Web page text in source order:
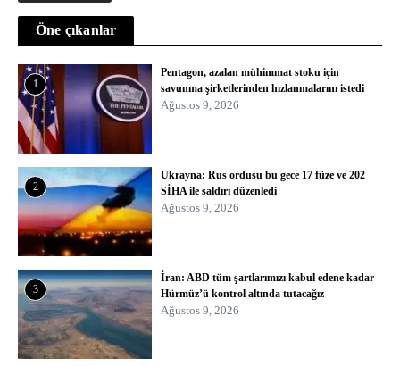
Öne çıkanlar
1
Pentagon, azalan mühimmat stoku için
savunma şirketlerinden hızlanmalarını istedi
Ağustos 9, 2026
2
Ukrayna: Rus ordusu bu gece 17 füze ve 202
SİHA ile saldırı düzenledi
Ağustos 9, 2026
3
İran: ABD tüm şartlarımızı kabul edene kadar
Hürmüz’ü kontrol altında tutacağız
Ağustos 9, 2026